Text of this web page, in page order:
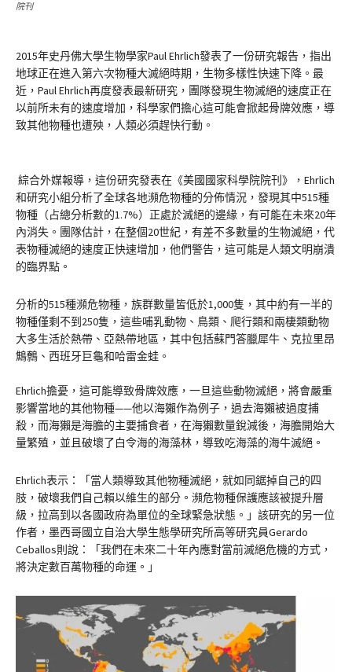
院刊
2015年史丹佛大學生物學家Paul Ehrlich發表了一份研究報告，指出
地球正在進入第六次物種大滅絕時期，生物多樣性快速下降。最
近，Paul Ehrlich再度發表最新研究，團隊發現生物滅絕的速度正在
以前所未有的速度增加，科學家們擔心這可能會掀起骨牌效應，導
致其他物種也遭殃，人類必須趕快行動。
綜合外媒報導，這份研究發表在《美國國家科學院院刊》，Ehrlich
和研究小組分析了全球各地瀕危物種的分佈情況，發現其中515種
物種（占總分析數的1.7%）正處於滅絕的邊緣，有可能在未來20年
內消失。團隊估計，在整個20世紀，有差不多數量的生物滅絕，代
表物種滅絕的速度正快速增加，他們警告，這可能是人類文明崩潰
的臨界點。
分析的515種瀕危物種，族群數量皆低於1,000隻，其中約有一半的
物種僅剩不到250隻，這些哺乳動物、鳥類、爬行類和兩棲類動物
大多生活於熱帶、亞熱帶地區，其中包括蘇門答臘犀牛、克拉里昂
鷦鷯、西班牙巨龜和哈雷金蛙。
Ehrlich擔憂，這可能導致骨牌效應，一旦這些動物滅絕，將會嚴重
影響當地的其他物種——他以海獺作為例子，過去海獺被過度捕
殺，而海獺是海膽的主要捕食者，在海獺數量銳減後，海膽開始大
量繁殖，並且破壞了白令海的海藻林，導致吃海藻的海牛滅絕。
Ehrlich表示：「當人類導致其他物種滅絕，就如同鋸掉自己的四
肢，破壞我們自己賴以維生的部分。瀕危物種保護應該被提升層
級，拉高到以各國政府為單位的全球緊急狀態。」該研究的另一位
作者，墨西哥國立自治大學生態學研究所高等研究員Gerardo
Ceballos則說：「我們在未來二十年內應對當前滅絕危機的方式，
將決定數百萬物種的命運。」